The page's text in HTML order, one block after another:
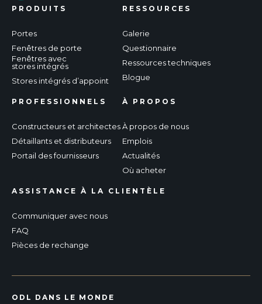
PRODUITS
Portes
Fenêtres de porte
Fenêtres avec
stores intégrés
Stores intégrés d’appoint
RESSOURCES
Galerie
Questionnaire
Ressources techniques
Blogue
PROFESSIONNELS
Constructeurs et architectes
Détaillants et distributeurs
Portail des fournisseurs
ASSISTANCE À LA CLIENTÈLE
Communiquer avec nous
FAQ
Pièces de rechange
À PROPOS
À propos de nous
Emplois
Actualités
Où acheter
ODL DANS LE MONDE